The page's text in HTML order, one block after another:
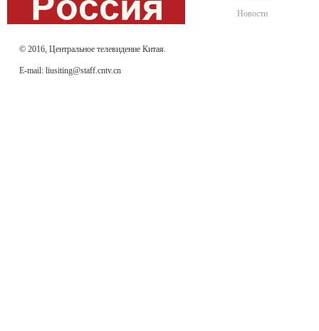
© 2016, Центральное телевидение Китая.
E-mail: liusiting@staff.cntv.cn
Новости